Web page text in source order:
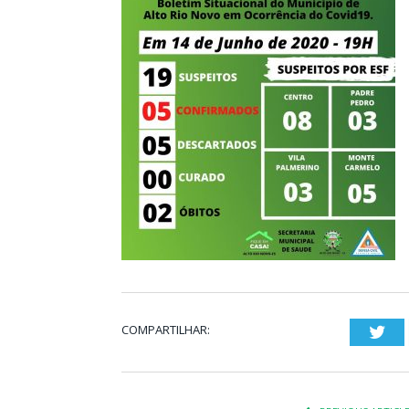
COMPARTILHAR: